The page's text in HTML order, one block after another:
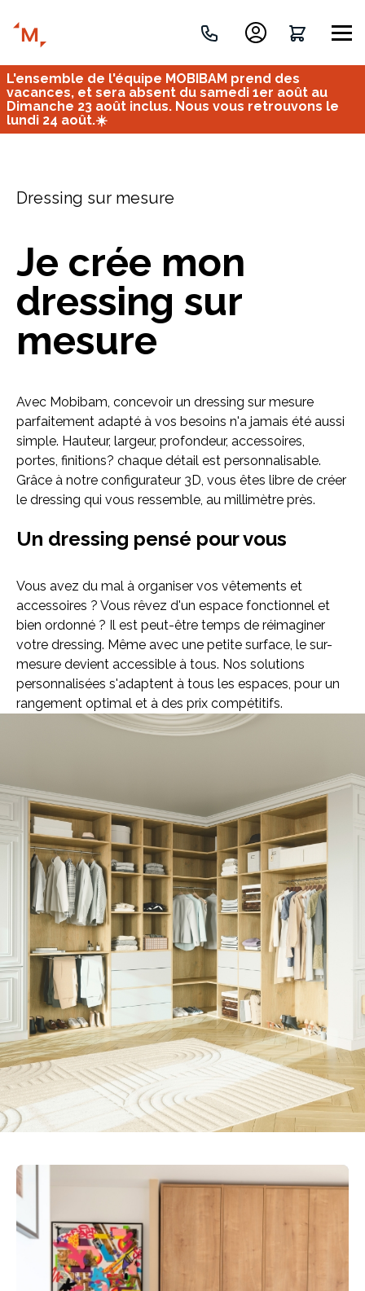
Personnalisez nos modèles pour créer le meuble qui vous
ressemble.
Tous Bureau
Bibliothèque
Claustra Portes
Coulissantes
Meuble bas
Créez votre projet de A à Z
L'ensemble de l'équipe MOBIBAM prend des
vacances, et sera absent du samedi 1er août au
Dimanche 23 août inclus. Nous vous retrouvons le
lundi 24 août.☀️
Dressing sur mesure
Je crée mon
dressing sur
mesure
Avec Mobibam, concevoir un dressing sur mesure
parfaitement adapté à vos besoins n'a jamais été aussi
simple. Hauteur, largeur, profondeur, accessoires,
portes, finitions? chaque détail est personnalisable.
Grâce à notre configurateur 3D, vous êtes libre de créer
le dressing qui vous ressemble, au millimètre près.
Un dressing pensé pour vous
Vous avez du mal à organiser vos vêtements et
accessoires ? Vous rêvez d'un espace fonctionnel et
bien ordonné ? Il est peut-être temps de réimaginer
votre dressing. Même avec une petite surface, le sur-
mesure devient accessible à tous. Nos solutions
personnalisées s'adaptent à tous les espaces, pour un
rangement optimal et à des prix compétitifs.